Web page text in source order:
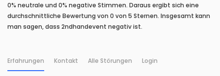
0% neutrale und 0% negative Stimmen. Daraus ergibt sich eine
durchschnittliche Bewertung von 0 von 5 Sternen. Insgesamt kann
man sagen, dass 2ndhandevent negativ ist.
Erfahrungen Kontakt Alle Störungen Login